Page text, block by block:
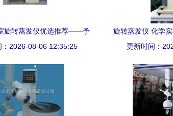
旋转蒸发仪优选推荐——予
转蒸发仪性能解析
：2026-08-06 12:35:25
旋转蒸发仪 化学
华旋
更新时间：